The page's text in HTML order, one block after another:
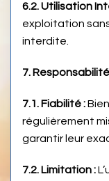
6.2. Utilisation
exploitation
interdite.
7.
7.1. Fiabilité :
régulièrement
garantir leur
7.2. Limitation :